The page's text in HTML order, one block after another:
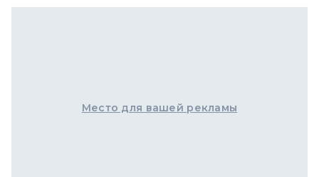
Место для вашей рекламы